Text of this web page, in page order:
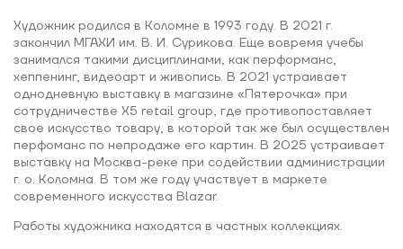
Художник родился в Коломне в 1993 году. В 2021 г.
закончил МГАХИ им. В. И. Сурикова. Еще вовремя учебы
занимался такими дисциплинами, как перформанс,
хеппенинг, видеоарт и живопись. В 2021 устраивает
однодневную выставку в магазине «Пятерочка» при
сотрудничестве X5 retail group, где противопоставляет
свое искусство товару, в которой так же был осуществлен
перфоманс по непродаже его картин. В 2025 устраивает
выставку на Москва-реке при содействии администрации
г. о. Коломна. В том же году участвует в маркете
современного искусства Blazar.
Работы художника находятся в частных коллекциях.